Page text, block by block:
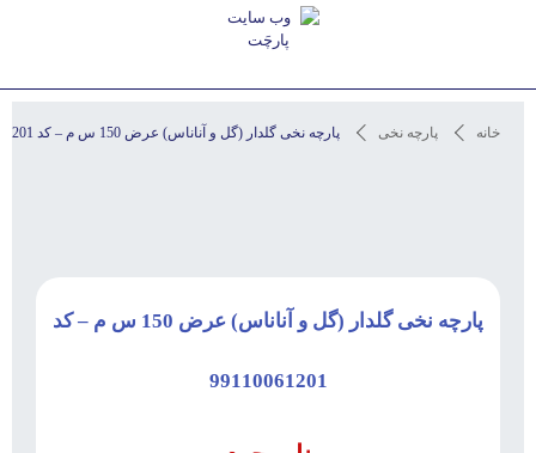
خانه پارچه نخی پارچه نخی گلدار (گل و آناناس) عرض 150 س م – کد 99110061201
پارچه نخی گلدار (گل و آناناس) عرض 150 س م – کد
99110061201
استعلام آخرین قیمت و مشاوره